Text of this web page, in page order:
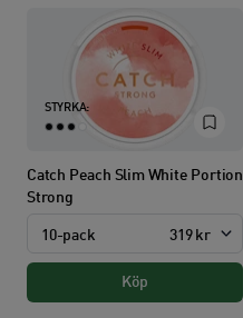
STYRKA:
Catch Peach Slim White Portion
Strong
10-pack 319 kr
Köp